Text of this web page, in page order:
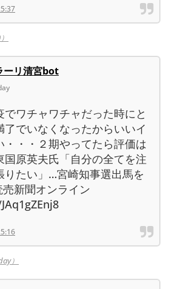
ーリ清宮bot
でワチャワチャだった時にと
了でいなくなったからいいイ
・・・２期やってたら評価は
国原英夫氏「自分の全てを注
りたい」…宮崎知事選出馬を
新聞オンライン
）